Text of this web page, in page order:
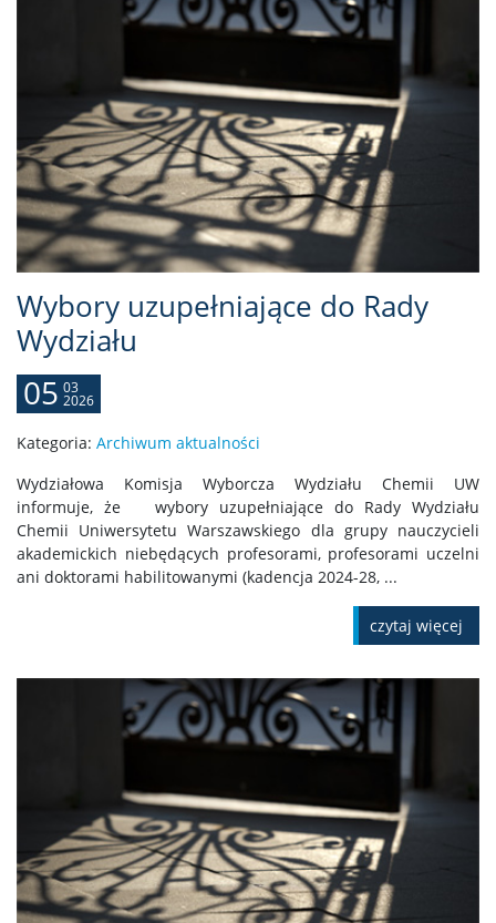
Wybory uzupełniające do Rady
Wydziału
05 03
2026
Kategoria: Archiwum aktualności
Wydziałowa Komisja Wyborcza Wydziału Chemii UW
informuje, że wybory uzupełniające do Rady Wydziału
Chemii Uniwersytetu Warszawskiego dla grupy nauczycieli
akademickich niebędących profesorami, profesorami uczelni
ani doktorami habilitowanymi (kadencja 2024-28, ...
czytaj więcej